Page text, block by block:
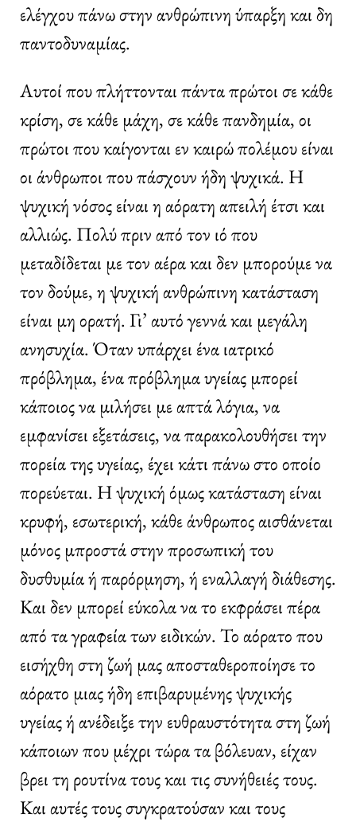
ελέγχου πάνω στην ανθρώπινη ύπαρξη και δη
παντοδυναμίας.
Αυτοί που πλήττονται πάντα πρώτοι σε κάθε
κρίση, σε κάθε μάχη, σε κάθε πανδημία, οι
πρώτοι που καίγονται εν καιρώ πολέμου είναι
οι άνθρωποι που πάσχουν ήδη ψυχικά. Η
ψυχική νόσος είναι η αόρατη απειλή έτσι και
αλλιώς. Πολύ πριν από τον ιό που
μεταδίδεται με τον αέρα και δεν μπορούμε να
τον δούμε, η ψυχική ανθρώπινη κατάσταση
είναι μη ορατή. Γι’ αυτό γεννά και μεγάλη
ανησυχία. Όταν υπάρχει ένα ιατρικό
πρόβλημα, ένα πρόβλημα υγείας μπορεί
κάποιος να μιλήσει με απτά λόγια, να
εμφανίσει εξετάσεις, να παρακολουθήσει την
πορεία της υγείας, έχει κάτι πάνω στο οποίο
πορεύεται. Η ψυχική όμως κατάσταση είναι
κρυφή, εσωτερική, κάθε άνθρωπος αισθάνεται
μόνος μπροστά στην προσωπική του
δυσθυμία ή παρόρμηση, ή εναλλαγή διάθεσης.
Και δεν μπορεί εύκολα να το εκφράσει πέρα
από τα γραφεία των ειδικών. Το αόρατο που
εισήχθη στη ζωή μας αποσταθεροποίησε το
αόρατο μιας ήδη επιβαρυμένης ψυχικής
υγείας ή ανέδειξε την ευθραυστότητα στη ζωή
κάποιων που μέχρι τώρα τα βόλευαν, είχαν
βρει τη ρουτίνα τους και τις συνήθειές τους.
Και αυτές τους συγκρατούσαν και τους